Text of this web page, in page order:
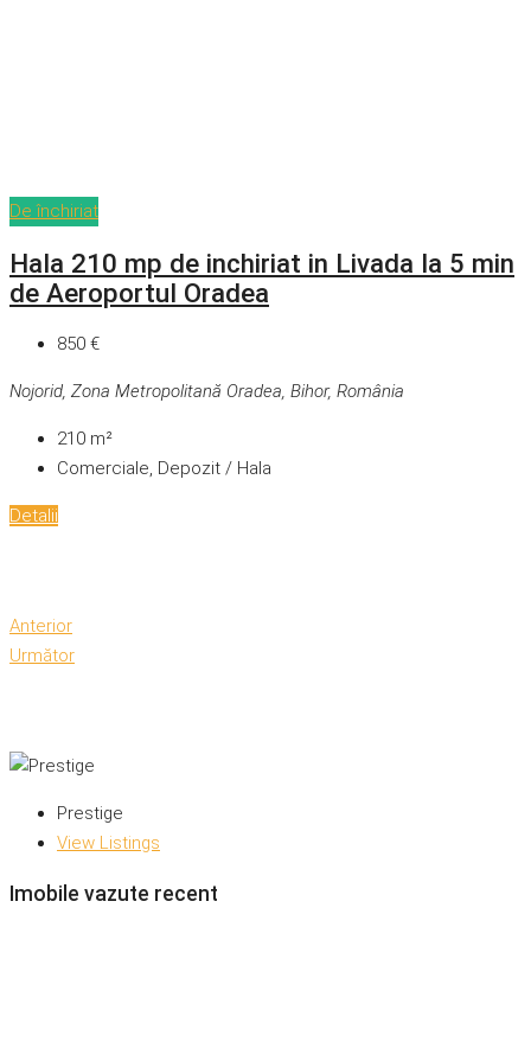
De închiriat
Hala 210 mp de inchiriat in Livada la 5 min
de Aeroportul Oradea
850 €
Nojorid, Zona Metropolitană Oradea, Bihor, România
210 m²
Comerciale, Depozit / Hala
Detalii
Anterior
Următor
Prestige
View Listings
Imobile vazute recent